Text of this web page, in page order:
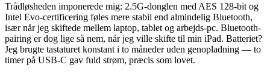
Trådløsheden imponerede mig: 2.5G-donglen med AES 128-bit og
Intel Evo-certificering føles mere stabil end almindelig Bluetooth,
især når jeg skiftede mellem laptop, tablet og arbejds-pc. Bluetooth-
pairing er dog lige så nem, når jeg ville skifte til min iPad. Batteriet?
Jeg brugte tastaturet konstant i to måneder uden genopladning — to
timer på USB-C gav fuld strøm, præcis som lovet.